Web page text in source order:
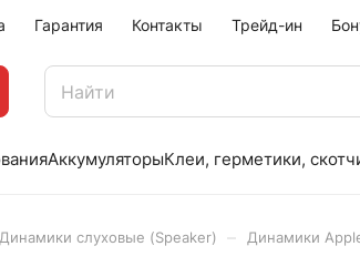
Гарантия Контакты Трейд-ин
АккумуляторыКлеи, герметики,
Динамики слуховые (Speaker) Динамики